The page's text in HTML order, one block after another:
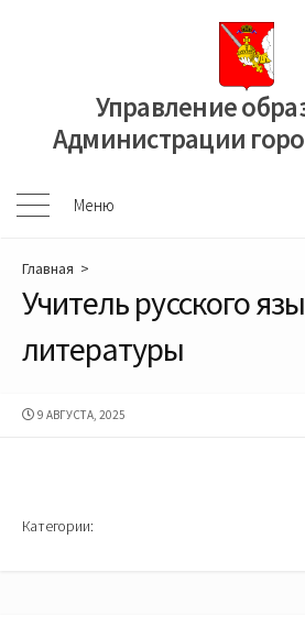
Управление
Администрации
Меню
Меню
Главная >
Учитель русского
литературы
ДАТА
9 АВГУСТА, 2025
Категории: